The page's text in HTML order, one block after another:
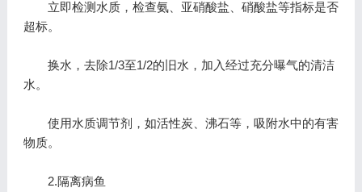
立即检测水质，检查氨、亚硝酸盐、硝酸盐等指标是否
超标。
换水，去除1/3至1/2的旧水，加入经过充分曝气的清洁
水。
使用水质调节剂，如活性炭、沸石等，吸附水中的有害
物质。
2.隔离病鱼